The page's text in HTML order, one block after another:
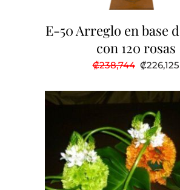
E-50 Arreglo en base
con 120 rosas
₡238,744 El
precio
era:
₡226,125